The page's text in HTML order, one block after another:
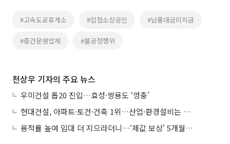
#고속도로휴게소 #입점소상공인 #납품대금미지급
#중간운영업체 #불공정행위
천상우 기자의 주요 뉴스
우미건설 톱20 진입…효성·쌍용도 ‘껑충’
현대건설, 아파트·토건·건축 1위…산업·환경설비는 삼성E&A
용적률 높여 임대 더 지으라더니…‘제값 보상’ 5개월째 국회에 발목